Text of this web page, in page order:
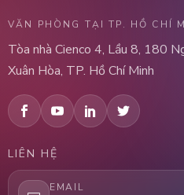
VĂN PHÒNG TẠI TP. HỒ CHÍ
Tòa nhà Cienco 4, Lầu 8, 180
Xuân Hòa, TP. Hồ Chí Minh
LIÊN HỆ
EMAIL